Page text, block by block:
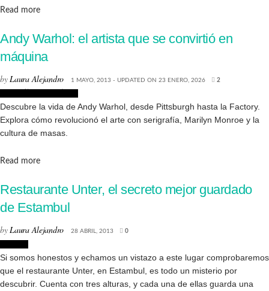
Read moreDetails
Andy Warhol: el artista que se convirtió en
máquina
byLaura Alejandro 1 MAYO, 2013 - UPDATED ON 23 ENERO, 2026 2
Descubre la vida de Andy Warhol, desde Pittsburgh hasta la Factory.
Explora cómo revolucionó el arte con serigrafía, Marilyn Monroe y la
cultura de masas.
Read moreDetails
Restaurante Unter, el secreto mejor guardado
de Estambul
by Laura Alejandro 28 ABRIL, 2013 0
Si somos honestos y echamos un vistazo a este lugar comprobaremos
que el restaurante Unter, en Estambul, es todo un misterio por
descubrir. Cuenta con tres alturas, y cada una de ellas guarda una